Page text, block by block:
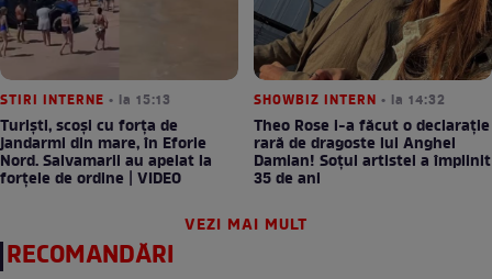
STIRI INTERNE • la 15:13
Turiști, scoși cu forța de
jandarmi din mare, în Eforie
Nord. Salvamarii au apelat la
forțele de ordine | VIDEO
SHOWBIZ INTERN • la 14:32
Theo Rose i-a făcut o declarație
rară de dragoste lui Anghel
Damian! Soțul artistei a împlinit
35 de ani
VEZI MAI MULT
RECOMANDĂRI